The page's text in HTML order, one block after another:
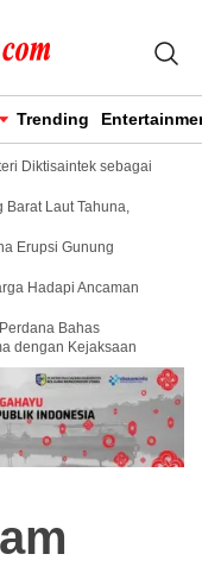
Trending
Diktisaintek sebagai
Barat Laut Tahuna,
Erupsi Gunung
Hadapi Ancaman
Bahas
dengan Kejaksaan